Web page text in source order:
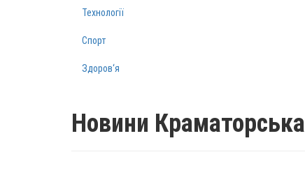
Технології
Спорт
Здоров‘я
Новини Краматорська